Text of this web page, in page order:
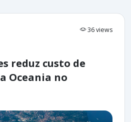
36 views
reduz custo de
Oceania no